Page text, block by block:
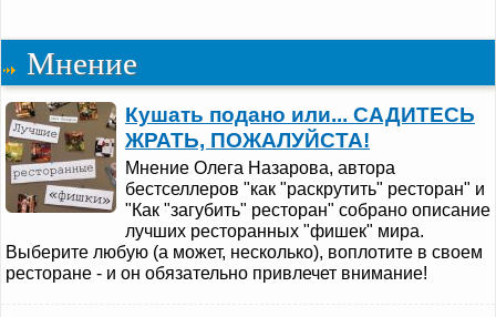
Мнение
Кушать подано или... САДИТЕСЬ
ЖРАТЬ, ПОЖАЛУЙСТА!
Мнение Олега Назарова, автора
бестселлеров "как "раскрутить" ресторан" и
"Как "загубить" ресторан" собрано описание
лучших ресторанных "фишек" мира.
Выберите любую (а может, несколько), воплотите в своем
ресторане - и он обязательно привлечет внимание!